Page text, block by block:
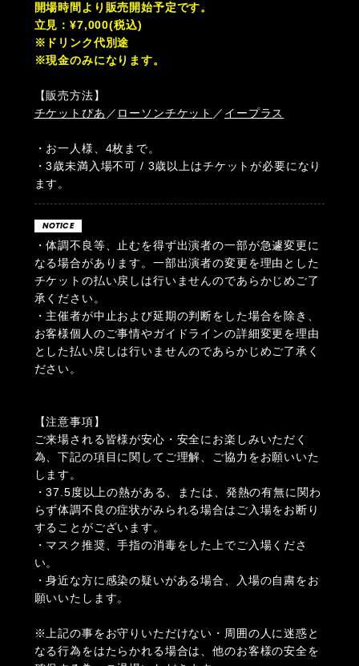
開場時間より販売開始予定です。
立見：¥7,000(税込)
※ドリンク代別途
※現金のみになります。
【販売方法】
チケットぴあ ／ ローソンチケット ／ イープラス
・お一人様、4枚まで。
・3歳未満入場不可 / 3歳以上はチケットが必要になり
ます。
NOTICE
・体調不良等、止むを得ず出演者の一部が急遽変更に
なる場合があります。一部出演者の変更を理由とした
チケットの払い戻しは行いませんのであらかじめご了
承ください。
・主催者が中止および延期の判断をした場合を除き、
お客様個人のご事情やガイドラインの詳細変更を理由
とした払い戻しは行いませんのであらかじめご了承く
ださい。
【注意事項】
ご来場される皆様が安心・安全にお楽しみいただく
為、下記の項目に関してご理解、ご協力をお願いいた
します。
・37.5度以上の熱がある、または、発熱の有無に関わ
らず体調不良の症状がみられる場合はご入場をお断り
することがございます。
・マスク推奨、手指の消毒をした上でご入場くださ
い。
・身近な方に感染の疑いがある場合、入場の自粛をお
願いいたします。
※上記の事をお守りいただけない・周囲の人に迷惑と
なる行為をはたらかれる場合は、他のお客様の安全を